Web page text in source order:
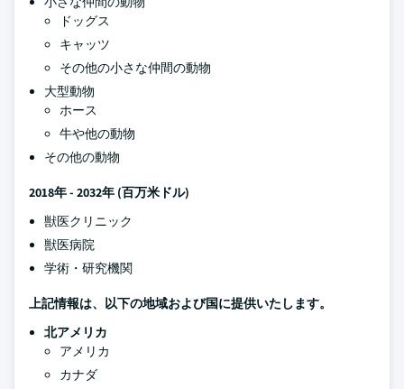
ドッグス
キャッツ
その他の小さな仲間の動物
大型動物
ホース
牛や他の動物
その他の動物
2018年 - 2032年 (百万米ドル)
獣医クリニック
獣医病院
学術・研究機関
上記情報は、以下の地域および国に提供いたします。
北アメリカ
アメリカ
カナダ